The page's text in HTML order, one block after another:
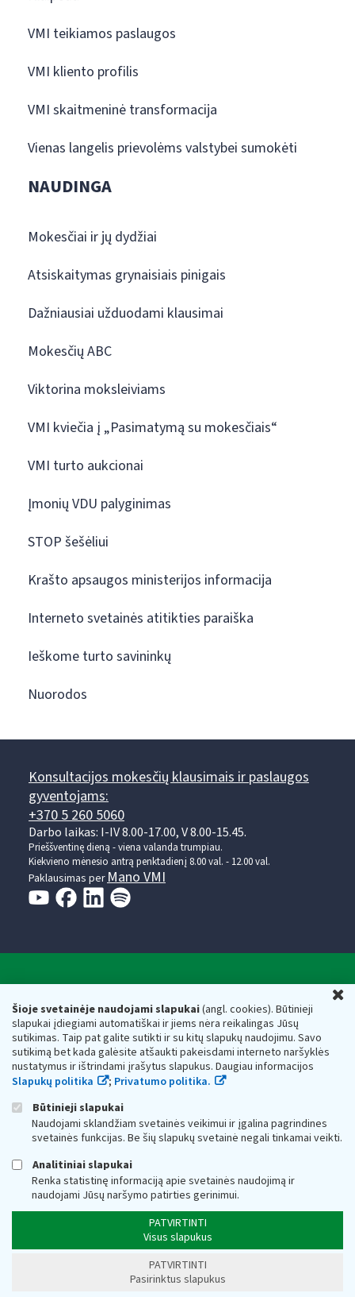
Šioje svetainėje naudojami slapukai(angl. cookies). Būtinieji
slapukai įdiegiami automatiškai ir jiems nėra reikalingas Jūsų
sutikimas. Taip pat galite sutikti ir su kitų slapukų naudojimu. Savo
sutikimą bet kada galėsite atšaukti pakeisdami interneto naršyklės
nustatymus ir ištrindami įrašytus slapukus. Daugiau informacijos
Slapukų politika
; Privatumo politika.
Būtinieji slapukai
Naudojami sklandžiam svetainės veikimui ir įgalina pagrindines
svetainės funkcijas. Be šių slapukų svetainė negali tinkamai veikti.
Analitiniai slapukai
Renka statistinę informaciją apie svetainės naudojimą ir
naudojami Jūsų naršymo patirties gerinimui.
PATVIRTINTI
Visus slapukus
PATVIRTINTI
Pasirinktus slapukus
VMI teikiamos paslaugos
VMI kliento profilis
VMI skaitmeninė transformacija
Vienas langelis prievolėms valstybei sumokėti
NAUDINGA
Mokesčiai ir jų dydžiai
Atsiskaitymas grynaisiais pinigais
Dažniausiai užduodami klausimai
Mokesčių ABC
Viktorina moksleiviams
VMI kviečia į „Pasimatymą su mokesčiais“
VMI turto aukcionai
Įmonių VDU palyginimas
STOP šešėliui
Krašto apsaugos ministerijos informacija
Interneto svetainės atitikties paraiška
Ieškome turto savininkų
Nuorodos
Konsultacijos mokesčių klausimais ir paslaugos
gyventojams:
+370 5 260 5060
Darbo laikas: I-IV 8.00-17.00, V 8.00-15.45.
Prieššventinę dieną - viena valanda trumpiau.
Kiekvieno mėnesio antrą penktadienį 8.00 val. - 12.00 val.
Paklausimas per Mano VMI
Respublikos finansų ministerijos
Biudžetinė įstaiga. Juridinio asmens kodas — 188659752,
adresas: Vasario 16-osios g. 14, 01107 Vilnius, Lietuva, el.paštas:
vmi@vmi.lt, E. pristatymo dėžutės adresas 188659752
Duomenys apie Valstybinę mokesčių inspekciją prie Lietuvos
Respublikos finansų ministerijos kaupiami ir saugomi Juridinių